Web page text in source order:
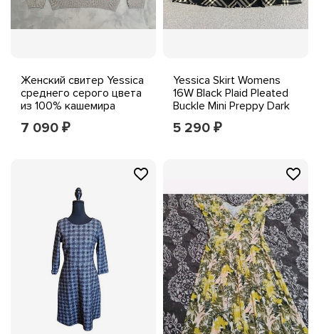
Женский свитер Yessica
среднего серого цвета
из 100% кашемира
Argyle с V-образным
вырезом, мягкий,
7 090 ₽
Yessica Skirt Womens
16W Black Plaid Pleated
Buckle Mini Preppy Dark
Academia
5 290 ₽